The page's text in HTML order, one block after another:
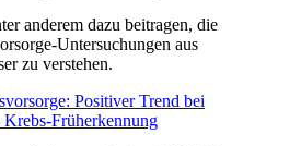
anderem dazu beitragen, die
Untersuchungen aus
zu verstehen.
Positiver Trend bei
Krebs-Früherkennung